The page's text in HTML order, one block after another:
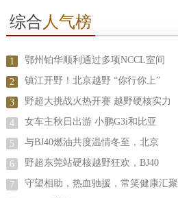
综合 人气榜
1 鄂州铂华顺利通过多项NCCL室间
2 镇江开野！北京越野 “你行你上”
3 野超大挑战火热开赛 越野硬核实力
4 女车主秋日出游 小鹏G3i和比亚
5 与BJ40燃油共度温情冬至，北京
6 野超东莞站硬核越野狂欢，BJ40
7 守望相助，热血驰援，常笑健康汇聚